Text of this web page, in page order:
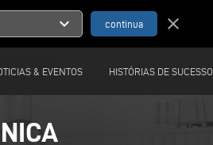
expand_more close
& EVENTOS HISTÓRIAS DE SUCESSO